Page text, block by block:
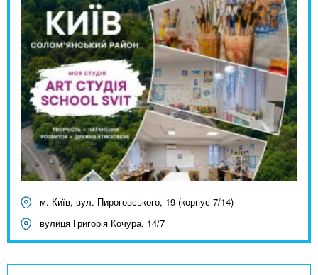
м. Київ, вул. Пироговського, 19 (корпус 7/14)
вулиця Григорія Кочура, 14/7